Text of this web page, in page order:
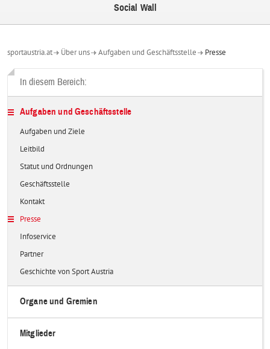
Social Wall
sportaustria.at Über uns Aufgaben und Geschäftsstelle Presse
In diesem Bereich:
Aufgaben und Geschäftsstelle
Aufgaben und Ziele
Leitbild
Statut und Ordnungen
Geschäftsstelle
Kontakt
Presse
Infoservice
Partner
Geschichte von Sport Austria
Organe und Gremien
Mitglieder